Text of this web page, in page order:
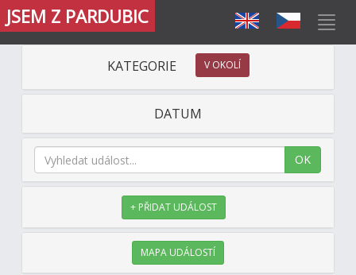
JSEM Z PARDUBIC
KATEGORIE V OKOLÍ
DATUM
OK
+ PŘIDAT UDÁLOST
MAPA UDÁLOSTÍ